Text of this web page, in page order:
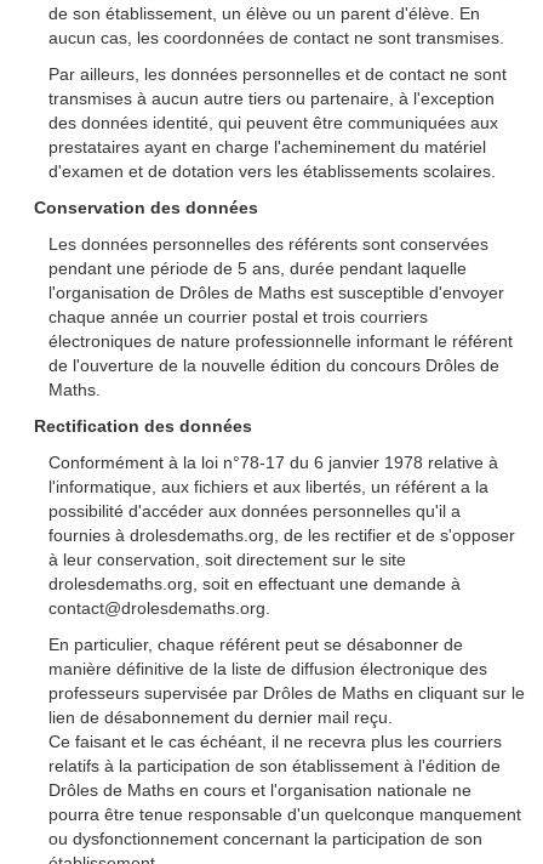
de son établissement, un élève ou un parent d'élève. En
aucun cas, les coordonnées de contact ne sont transmises.
Par ailleurs, les données personnelles et de contact ne sont
transmises à aucun autre tiers ou partenaire, à l'exception
des données identité, qui peuvent être communiquées aux
prestataires ayant en charge l'acheminement du matériel
d'examen et de dotation vers les établissements scolaires.
Conservation des données
Les données personnelles des référents sont conservées
pendant une période de 5 ans, durée pendant laquelle
l'organisation de Drôles de Maths est susceptible d'envoyer
chaque année un courrier postal et trois courriers
électroniques de nature professionnelle informant le référent
de l'ouverture de la nouvelle édition du concours Drôles de
Maths.
Rectification des données
Conformément à la loi n°78-17 du 6 janvier 1978 relative à
l'informatique, aux fichiers et aux libertés, un référent a la
possibilité d'accéder aux données personnelles qu'il a
fournies à drolesdemaths.org, de les rectifier et de s'opposer
à leur conservation, soit directement sur le site
drolesdemaths.org, soit en effectuant une demande à
contact@drolesdemaths.org.
En particulier, chaque référent peut se désabonner de
manière définitive de la liste de diffusion électronique des
professeurs supervisée par Drôles de Maths en cliquant sur le
lien de désabonnement du dernier mail reçu.
Ce faisant et le cas échéant, il ne recevra plus les courriers
relatifs à la participation de son établissement à l'édition de
Drôles de Maths en cours et l'organisation nationale ne
pourra être tenue responsable d'un quelconque manquement
ou dysfonctionnement concernant la participation de son